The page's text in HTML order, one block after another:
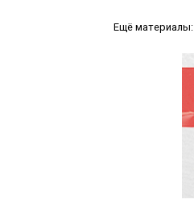
Ещё материалы: